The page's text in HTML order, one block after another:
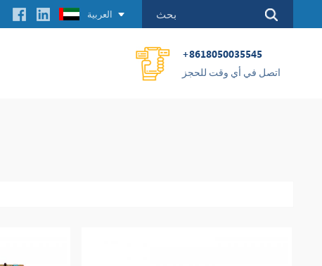
العربية
+8618050035545
اتصل في أي وقت للحجز